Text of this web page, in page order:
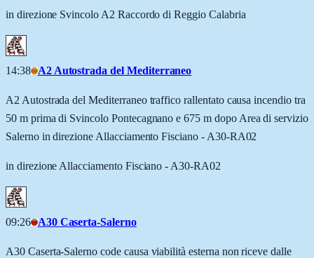
in direzione Svincolo A2 Raccordo di Reggio Calabria
14:38 A2 Autostrada del Mediterraneo
A2 Autostrada del Mediterraneo traffico rallentato causa incendio tra
50 m prima di Svincolo Pontecagnano e 675 m dopo Area di servizio
Salerno in direzione Allacciamento Fisciano - A30-RA02
in direzione Allacciamento Fisciano - A30-RA02
09:26 A30 Caserta-Salerno
A30 Caserta-Salerno code causa viabilità esterna non riceve dalle